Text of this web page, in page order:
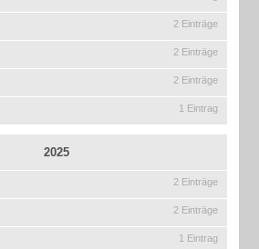
2 Einträge
2 Einträge
2 Einträge
1 Eintrag
2025
2 Einträge
2 Einträge
1 Eintrag